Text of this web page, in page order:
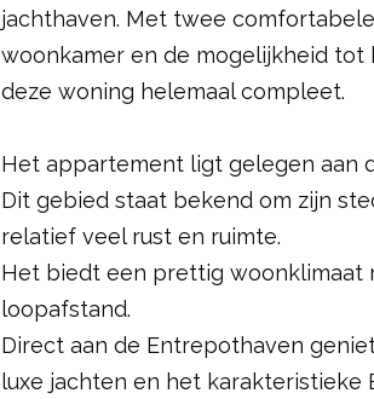
jachthaven. Met twee
woonkamer en de mogelijkheid
deze woning helemaal compleet.
Het appartement ligt gelegen aan
Dit gebied staat bekend om zijn
relatief veel rust en ruimte.
Het biedt een prettig woonklimaat
loopafstand.
Direct aan de Entrepothaven
luxe jachten en het karakteristieke